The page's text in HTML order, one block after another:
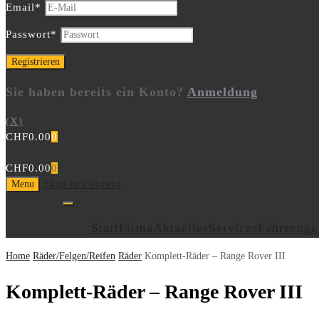
Email*
Passwort*
Sie haben bereits ein Konto? Anmeldung
(X)
CHF0.000
CHF0.000
Menu
Home Räder/Felgen/Reifen Räder Komplett-Räder – Range Rover III
Komplett-Räder – Range Rover III